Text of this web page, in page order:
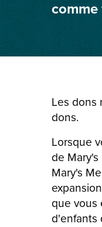
comme
Les dons
dons.
Lorsque
de
Mary's
que vous
d'enfants